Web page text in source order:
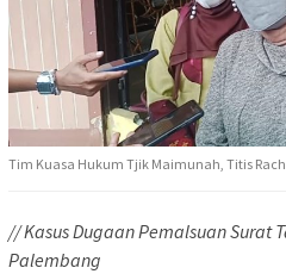
Tim Kuasa Hukum Tjik Maimunah, Titis
// Kasus Dugaan Pemalsuan Surat
Palembang